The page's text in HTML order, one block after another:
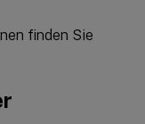
finden Sie